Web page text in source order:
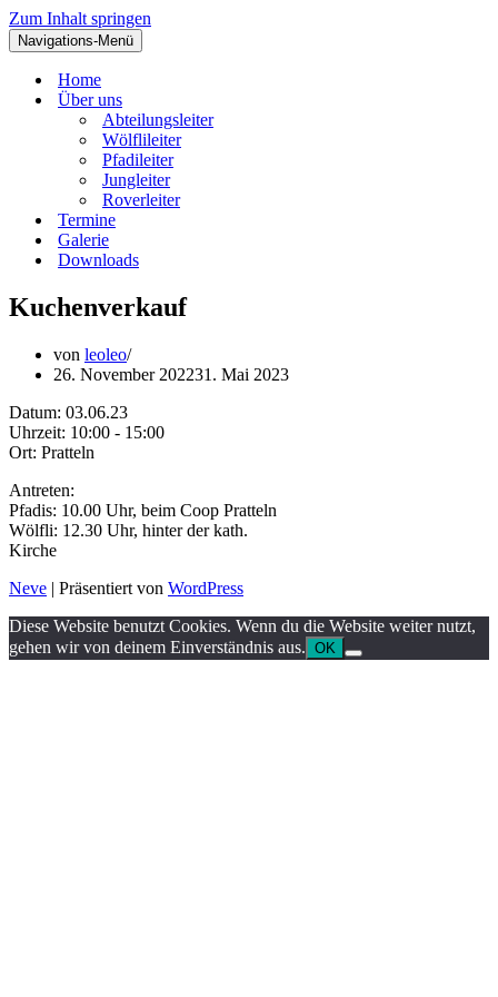
Zum Inhalt springen
Navigations-Menü
Home
Über uns
Abteilungsleiter
Wölflileiter
Pfadileiter
Jungleiter
Roverleiter
Termine
Galerie
Downloads
Kuchenverkauf
von leoleo
26. November 202231. Mai 2023
Datum: 03.06.23
Uhrzeit: 10:00 - 15:00
Ort: Pratteln
Antreten:
Pfadis: 10.00 Uhr, beim Coop Pratteln
Wölfli: 12.30 Uhr, hinter der kath.
Kirche
Neve | Präsentiert von WordPress
Diese Website benutzt Cookies. Wenn du die Website weiter nutzt,
gehen wir von deinem Einverständnis aus. OK